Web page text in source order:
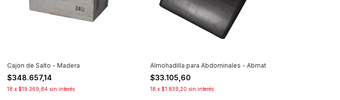
Cajon de Salto - Madera
$348.657,14
18 x $19.369,84 sin interés
Almohadilla para Abdominales - Abmat
$33.105,60
18 x $1.839,20 sin interés